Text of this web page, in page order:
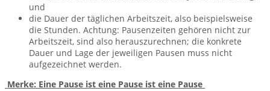
und
die Dauer der täglichen Arbeitszeit, also beispielsweise
die Stunden. Achtung: Pausenzeiten gehören nicht zur
Arbeitszeit, sind also herauszurechnen; die konkrete
Dauer und Lage der jeweiligen Pausen muss nicht
aufgezeichnet werden.
Merke: Eine Pause ist eine Pause ist eine Pause